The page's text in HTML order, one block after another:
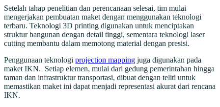
Setelah tahap penelitian dan perencanaan selesai, tim mulai
mengerjakan pembuatan maket dengan menggunakan teknologi
terbaru. Teknologi 3D printing digunakan untuk menciptakan
struktur bangunan dengan detail tinggi, sementara teknologi laser
cutting membantu dalam memotong material dengan presisi.
Penggunaan teknologi projection mapping juga digunakan pada
maket IKN. Setiap elemen, mulai dari gedung pemerintahan hingga
taman dan infrastruktur transportasi, dibuat dengan teliti untuk
memastikan maket ini dapat menjadi representasi akurat dari rencana
IKN.